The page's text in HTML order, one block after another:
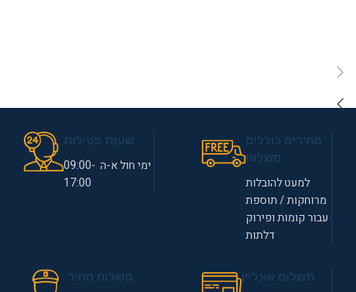
למעט להובלות
מרוחקות / תוספת
עבור קומות ופירוק
דלתות
ימי חול א-ה 09:00-
17:00